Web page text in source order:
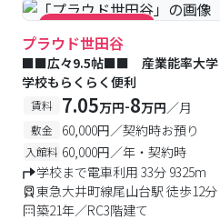
#キャンペーン実施中
プラウド世田谷
■■広々9.5帖■■ 産業能率大学
学校もらくらく便利
賃料 7.05万円-8万円／月
敷金 60,000円／契約時お預り
入館料 60,000円／年・契約時
学校まで電車利用 33分 9325m
東急大井町線尾山台駅 徒歩12分
築21年／RC3階建て